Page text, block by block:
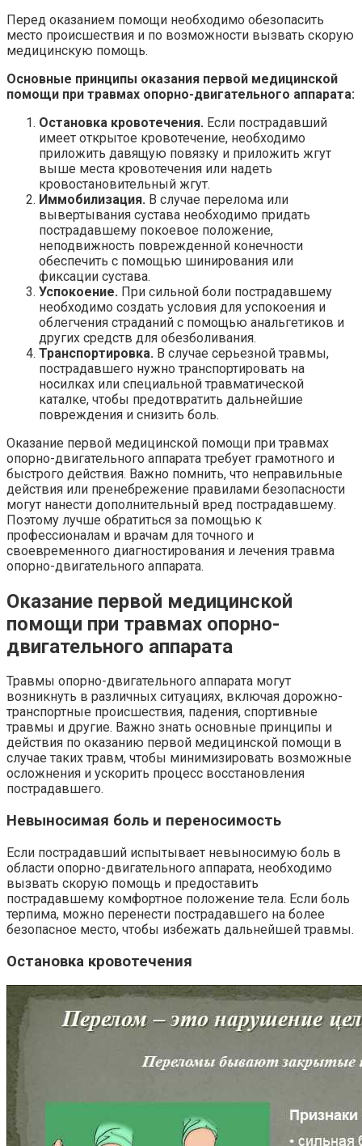
Перед оказанием помощи необходимо обезопасить
место происшествия и по возможности вызвать скорую
медицинскую помощь.
Основные принципы оказания первой медицинской
помощи при травмах опорно-двигательного аппарата:
Остановка кровотечения. Если пострадавший
имеет открытое кровотечение, необходимо
приложить давящую повязку и приложить жгут
выше места кровотечения или надеть
кровостановительный жгут.
Иммобилизация. В случае перелома или
вывертывания сустава необходимо придать
пострадавшему покоевое положение,
неподвижность поврежденной конечности
обеспечить с помощью шинирования или
фиксации сустава.
Успокоение. При сильной боли пострадавшему
необходимо создать условия для успокоения и
облегчения страданий с помощью анальгетиков и
других средств для обезболивания.
Транспортировка. В случае серьезной травмы,
пострадавшего нужно транспортировать на
носилках или специальной травматической
каталке, чтобы предотвратить дальнейшие
повреждения и снизить боль.
Оказание первой медицинской помощи при травмах
опорно-двигательного аппарата требует грамотного и
быстрого действия. Важно помнить, что неправильные
действия или пренебрежение правилами безопасности
могут нанести дополнительный вред пострадавшему.
Поэтому лучше обратиться за помощью к
профессионалам и врачам для точного и
своевременного диагностирования и лечения травма
опорно-двигательного аппарата.
Оказание первой медицинской
помощи при травмах опорно-
двигательного аппарата
Травмы опорно-двигательного аппарата могут
возникнуть в различных ситуациях, включая дорожно-
транспортные происшествия, падения, спортивные
травмы и другие. Важно знать основные принципы и
действия по оказанию первой медицинской помощи в
случае таких травм, чтобы минимизировать возможные
осложнения и ускорить процесс восстановления
пострадавшего.
Невыносимая боль и переносимость
Если пострадавший испытывает невыносимую боль в
области опорно-двигательного аппарата, необходимо
вызвать скорую помощь и предоставить
пострадавшему комфортное положение тела. Если боль
терпима, можно перенести пострадавшего на более
безопасное место, чтобы избежать дальнейшей травмы.
Остановка кровотечения